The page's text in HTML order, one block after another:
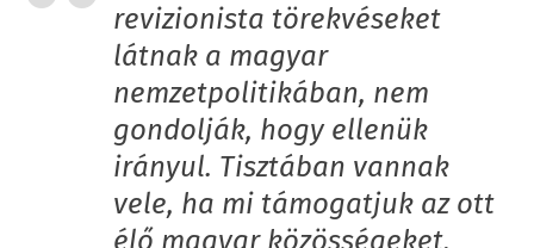
revizionista törekvéseket
látnak a magyar
nemzetpolitikában, nem
gondolják, hogy ellenük
irányul. Tisztában vannak
vele, ha mi támogatjuk az ott
élő magyar közösségeket,